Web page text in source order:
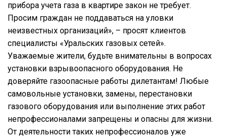
прибора учета газа в квартире закон не требует.
Просим граждан не поддаваться на уловки
неизвестных организаций», – просят клиентов
специалисты «Уральских газовых сетей».
Уважаемые жители, будьте внимательны в вопросах
установки взрывоопасного оборудования. Не
доверяйте газоопасные работы дилетантам! Любые
самовольные установки, замены, перестановки
газового оборудования или выполнение этих работ
непрофессионалами запрещены и опасны для жизни.
От деятельности таких непрофессионалов уже